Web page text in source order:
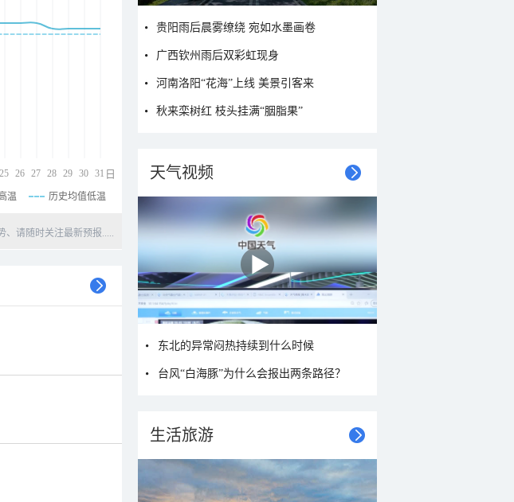
25 26 27 28 29 30 31 日
温 历史均值低温
、请随时关注最新预报.....
贵阳雨后晨雾缭绕 宛如水墨画卷
广西钦州雨后双彩虹现身
河南洛阳“花海”上线 美景引客来
秋来栾树红 枝头挂满“胭脂果”
天气视频
东北的异常闷热持续到什么时候
台风“白海豚”为什么会报出两条路径？
生活旅游